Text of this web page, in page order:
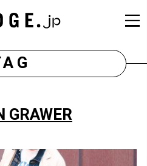
GRAWER